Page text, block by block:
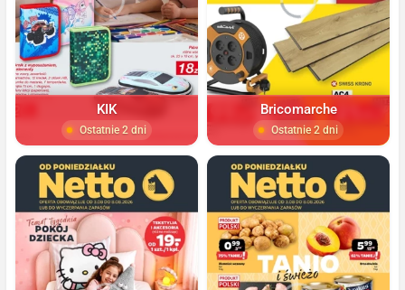
KIK
Ostatnie 2 dni
Bricomarche
Ostatnie 2 dni